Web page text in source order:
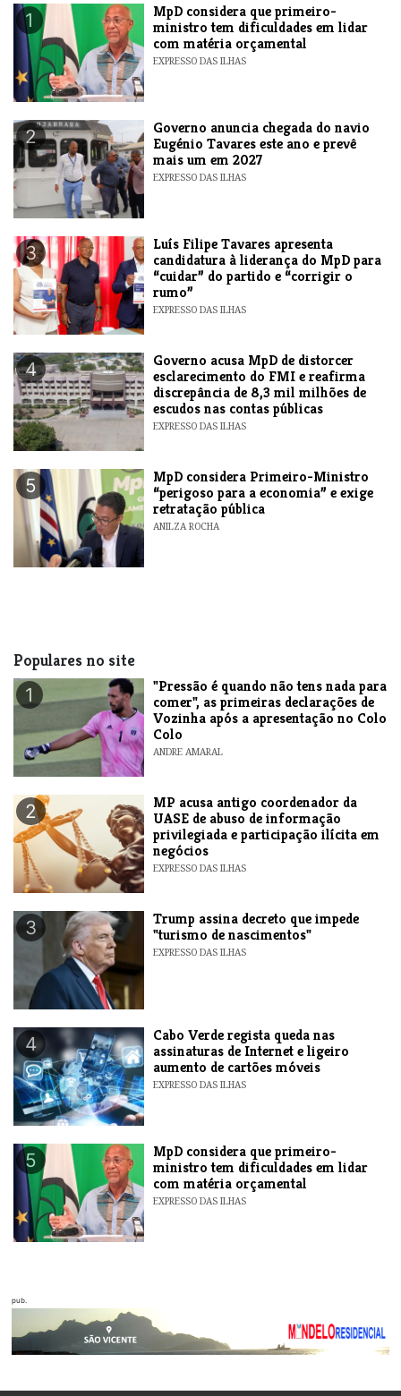
1
MpD considera que primeiro-
ministro tem dificuldades em lidar
com matéria orçamental
EXPRESSO DAS ILHAS
2
Governo anuncia chegada do navio
Eugénio Tavares este ano e prevê
mais um em 2027
EXPRESSO DAS ILHAS
3
Luís Filipe Tavares apresenta
candidatura à liderança do MpD para
“cuidar” do partido e “corrigir o
rumo”
EXPRESSO DAS ILHAS
4
Governo acusa MpD de distorcer
esclarecimento do FMI e reafirma
discrepância de 8,3 mil milhões de
escudos nas contas públicas
EXPRESSO DAS ILHAS
5
MpD considera Primeiro-Ministro
“perigoso para a economia” e exige
retratação pública
ANILZA ROCHA
Populares no site
1
"Pressão é quando não tens nada para
comer", as primeiras declarações de
Vozinha após a apresentação no Colo
Colo
ANDRE AMARAL
2
MP acusa antigo coordenador da
UASE de abuso de informação
privilegiada e participação ilícita em
negócios
EXPRESSO DAS ILHAS
3
Trump assina decreto que impede
"turismo de nascimentos"
EXPRESSO DAS ILHAS
4
Cabo Verde regista queda nas
assinaturas de Internet e ligeiro
aumento de cartões móveis
EXPRESSO DAS ILHAS
5
MpD considera que primeiro-
ministro tem dificuldades em lidar
com matéria orçamental
EXPRESSO DAS ILHAS
pub.